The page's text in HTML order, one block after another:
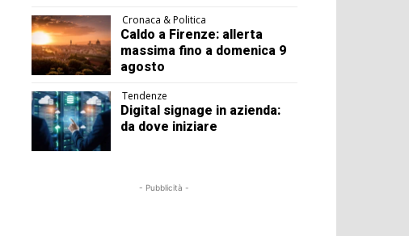
Cronaca & Politica
Caldo a Firenze: allerta
massima fino a domenica 9
agosto
Tendenze
Digital signage in azienda:
da dove iniziare
- Pubblicità -